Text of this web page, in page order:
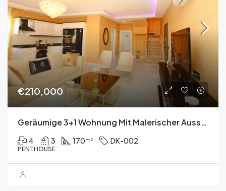
€210,000
Geräumige 3+1 Wohnung Mit Malerischer Aussicht In Kargicak
4 3 170m² DK-002
PENTHOUSE